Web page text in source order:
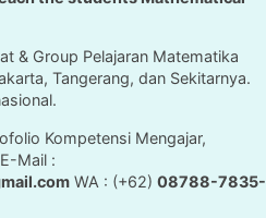
& Group Pelajaran Matematika
Tangerang, dan Sekitarnya.
Kompetensi Mengajar,
Mail :
WA : (+62) 08788-7835-